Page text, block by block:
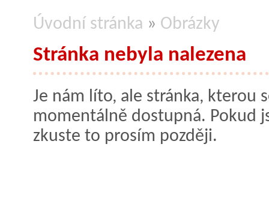
Úvodní stránka » Obrázky
Stránka nebyla nalezena
Je nám líto, ale stránka, kterou
momentálně dostupná. Pokud
zkuste to prosím později.